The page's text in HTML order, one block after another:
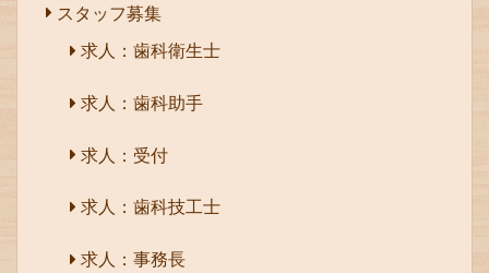
スタッフ募集
求人：歯科衛生士
求人：歯科助手
求人：受付
求人：歯科技工士
求人：事務長